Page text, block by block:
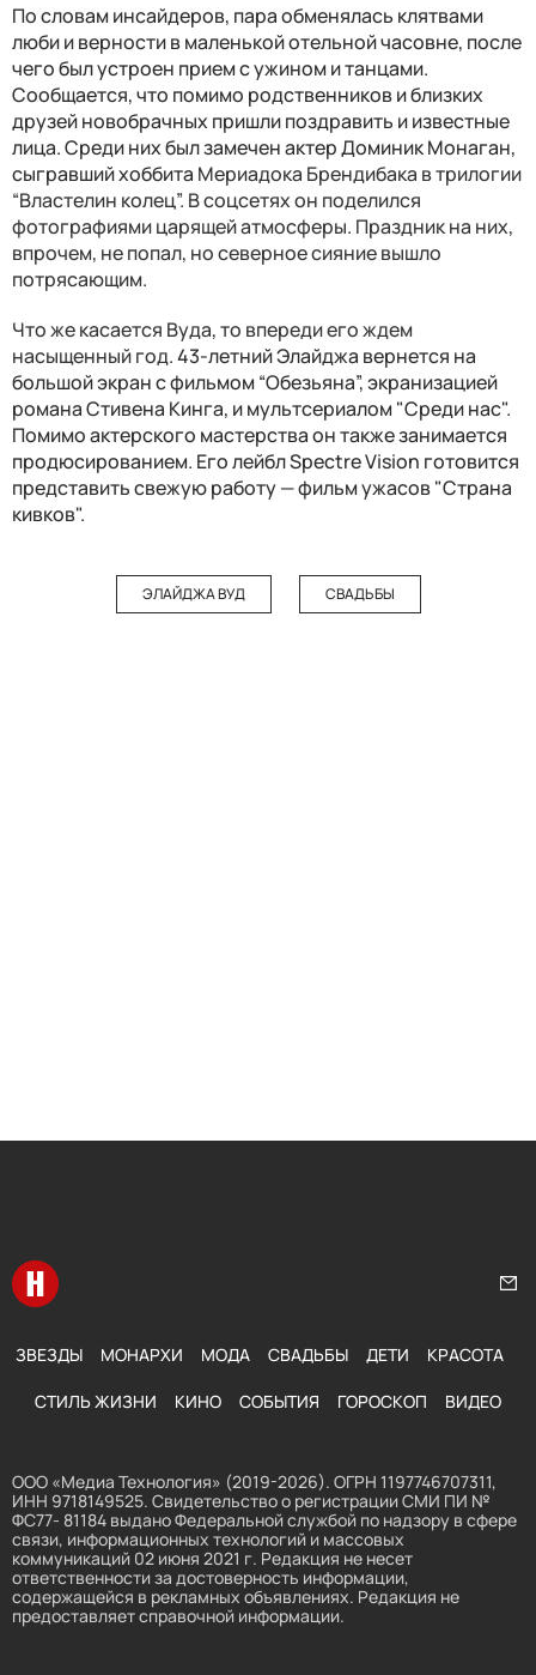
По словам инсайдеров, пара обменялась клятвами
люби и верности в маленькой отельной часовне, после
чего был устроен прием с ужином и танцами.
Сообщается, что помимо родственников и близких
друзей новобрачных пришли поздравить и известные
лица. Среди них был замечен актер Доминик Монаган,
сыгравший хоббита Мериадока Брендибака в трилогии
“Властелин колец”. В соцсетях он поделился
фотографиями царящей атмосферы. Праздник на них,
впрочем, не попал, но северное сияние вышло
потрясающим.
Что же касается Вуда, то впереди его ждем
насыщенный год.43-летний Элайджа вернется на
большой экран с фильмом “Обезьяна”, экранизацией
романа Стивена Кинга, и мультсериалом "Среди нас".
Помимо актерского мастерства он также занимается
продюсированием. Его лейбл Spectre Vision готовится
представить свежую работу—фильм ужасов "Страна
кивков".
ЭЛАЙДЖА ВУД СВАДЬБЫ
Перейти на главную
ЗВЕЗДЫ МОНАРХИ МОДА СВАДЬБЫ ДЕТИ КРАСОТА
СТИЛЬ ЖИЗНИ КИНО СОБЫТИЯ ГОРОСКОП ВИДЕО
ООО «Медиа Технология» (2019-2026). ОГРН 1197746707311,
ИНН 9718149525. Свидетельство о регистрации СМИ ПИ №
ФС77- 81184 выдано Федеральной службой по надзору в сфере
связи, информационных технологий и массовых
коммуникаций 02 июня 2021 г. Редакция не несет
ответственности за достоверность информации,
содержащейся в рекламных объявлениях. Редакция не
предоставляет справочной информации.